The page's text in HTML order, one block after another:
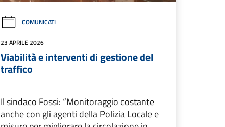
COMUNICATI
23 APRILE 2026
Viabilità e interventi di gestione del
traffico
Il sindaco Fossi: “Monitoraggio costante
anche con gli agenti della Polizia Locale e